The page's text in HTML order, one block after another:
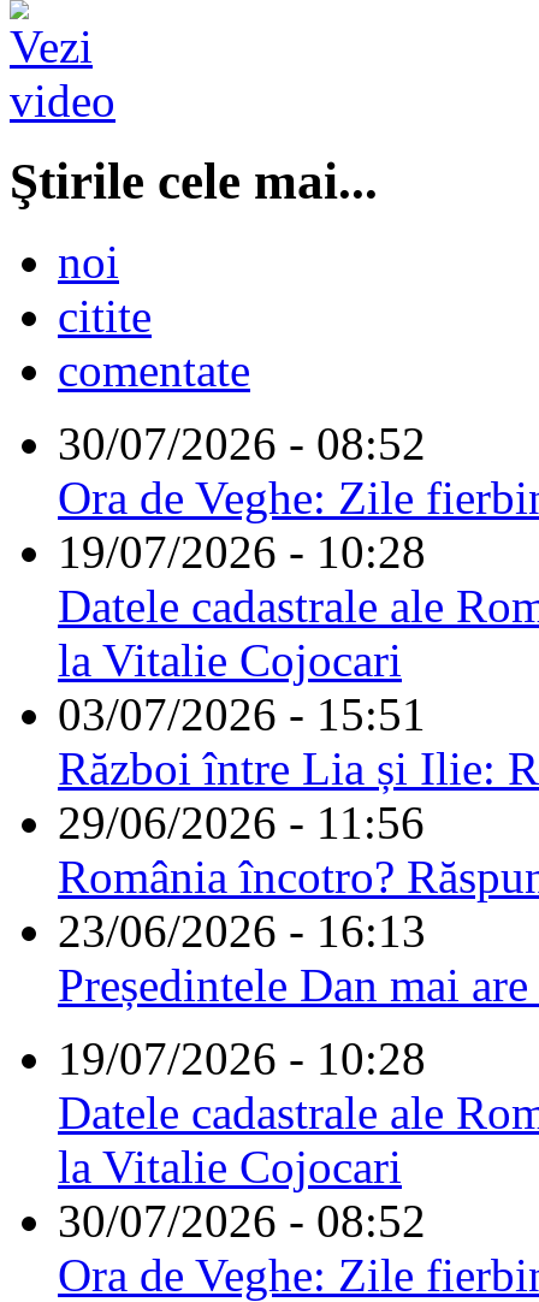
Ştirile cele mai...
noi
citite
comentate
30/07/2026 - 08:52
Ora de Veghe: Zile
19/07/2026 - 10:28
Datele cadastrale ale
la Vitalie Cojocari
03/07/2026 - 15:51
Război între Lia și Ilie:
29/06/2026 - 11:56
România încotro?
23/06/2026 - 16:13
Președintele Dan mai
19/07/2026 - 10:28
Datele cadastrale ale
la Vitalie Cojocari
30/07/2026 - 08:52
Ora de Veghe: Zile